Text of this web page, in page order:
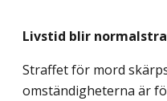
Livstid blir
Straffet för mord
omständigheterna är